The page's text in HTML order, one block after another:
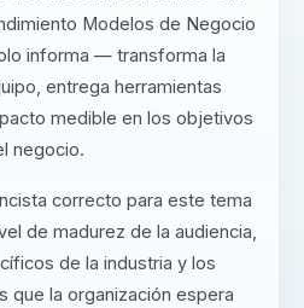
Modelos de Negocio
informa — transforma la
entrega herramientas
medible en los objetivos
negocio.
correcto para este tema
de madurez de la audiencia,
de la industria y los
que la organización espera